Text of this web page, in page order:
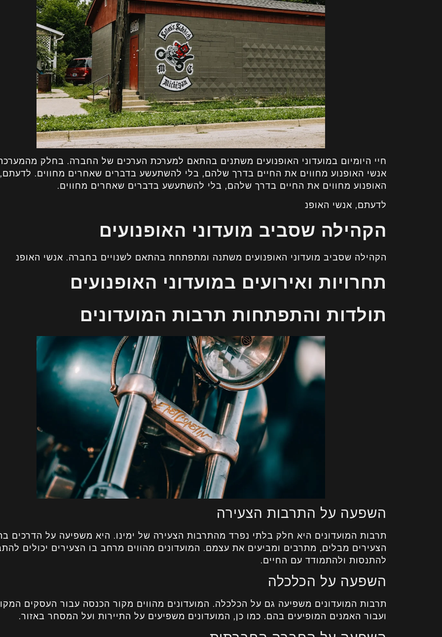
חיי היומיום במועדוני האופנועים משתנים בהתאם למערכת הערכים של החברה. בחלק
אנשי האופנוע מחווים את החיים בדרך שלהם, בלי להשתעשע בדברים שאחרים מחווים.
האופנוע מחווים את החיים בדרך שלהם, בלי להשתעשע בדברים שאחרים מחווים.
לדעתם, אנשי האופנ
הקהילה שסביב מועדוני האופנועים
הקהילה שסביב מועדוני האופנועים משתנה ומתפתחת בהתאם לשנויים בחברה. אנשי האופנ
תחרויות ואירועים במועדוני האופנועים
תולדות והתפתחות תרבות המועדונים
השפעה על התרבות הצעירה
תרבות המועדונים היא חלק בלתי נפרד מהתרבות הצעירה של ימינו. היא משפיעה על הדרכים
הצעירים מבלים, מתרבים ומביעים את עצמם. המועדונים מהווים מרחב בו הצעירים יכולים
להתנסות ולהתמודד עם החיים.
השפעה על הכלכלה
תרבות המועדונים משפיעה גם על הכלכלה. המועדונים מהווים מקור הכנסה עבור העסקים
ועבור האמנים המופיעים בהם. כמו כן, המועדונים משפיעים על התיירות ועל המסחר באזור.